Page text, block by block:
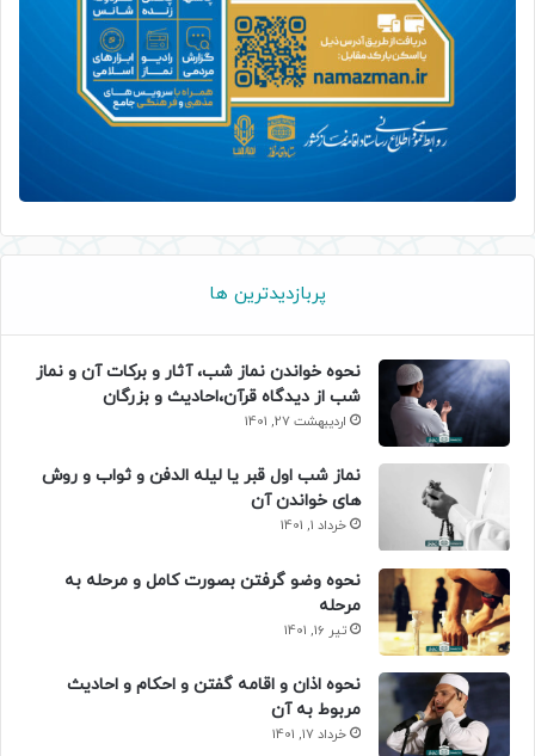
پربازدیدترین ها
نحوه خواندن نماز شب، آثار و برکات آن و نماز
شب از دیدگاه قرآن،احادیث و بزرگان
اردیبهشت 27, 1401
نماز شب اول قبر یا لیله الدفن و ثواب و روش
های خواندن آن
خرداد 1, 1401
نحوه وضو گرفتن بصورت کامل و مرحله به
مرحله
تیر 16, 1401
نحوه اذان و اقامه گفتن و احکام و احادیث
مربوط به آن
خرداد 17, 1401